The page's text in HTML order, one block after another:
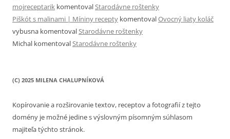
mojreceptarik komentovalStarodávne roštenky
Piškót s malinami | Míniny recepty komentovalOvocný liaty koláč
vybusna komentovalStarodávne roštenky
Michal komentovalStarodávne roštenky
(C) 2025 MILENA CHALUPNÍKOVÁ
Kopírovanie a rozširovanie textov, receptov a fotografií z tejto
domény je možné jedine s výslovným písomným súhlasom
majiteľa týchto stránok.